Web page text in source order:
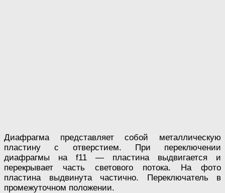
Диафрагма представляет собой металлическую
пластину с отверстием. При переключении
диафрагмы на f11 — пластина выдвигается и
перекрывает часть светового потока. На фото
пластина выдвинута частично. Переключатель в
промежуточном положении.